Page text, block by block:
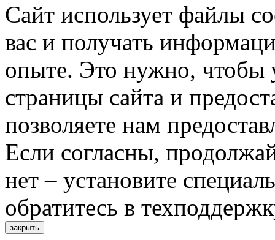
Сайт использует файлы
вас и получать
опыте. Это нужно, чтобы
страницы сайта и
позволяете нам
Если согласны,
нет – установите
обратитесь в
закрыть